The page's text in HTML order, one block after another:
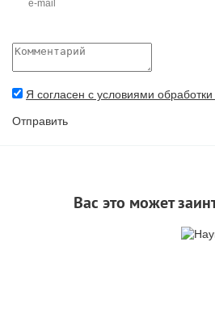
Я согласен с условиями
Отправить
Вас это может